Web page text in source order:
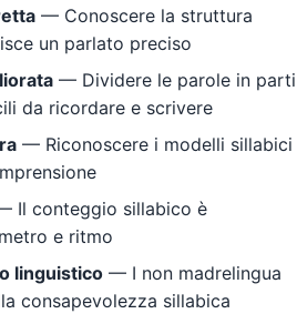
— Conoscere la struttura
un parlato preciso
— Dividere le parole in parti
da ricordare e scrivere
— Riconoscere i modelli sillabici
Il conteggio sillabico è
e ritmo
linguistico — I non madrelingua
consapevolezza sillabica